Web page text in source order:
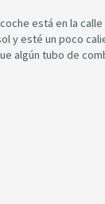
está en la
y esté un poco
algún tubo de